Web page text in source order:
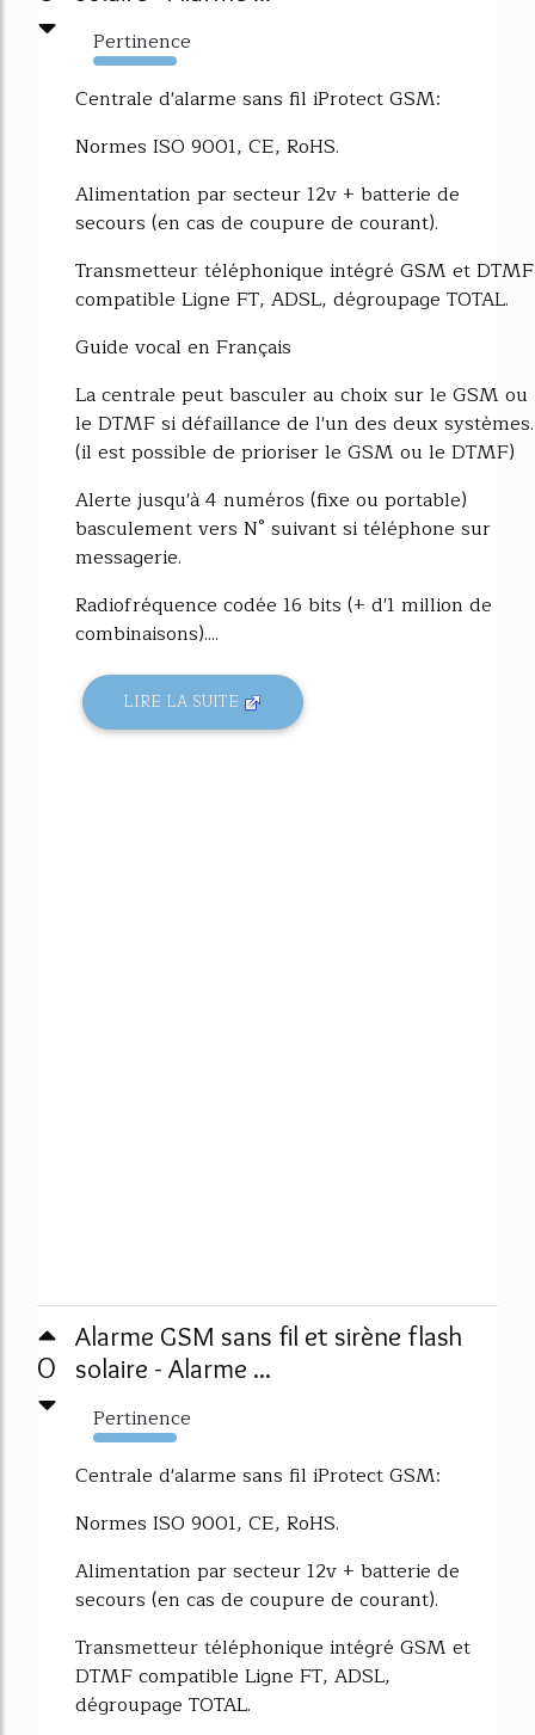
Pertinence
2605%
Centrale d'alarme sans fil iProtect GSM:
Normes ISO 9001, CE, RoHS.
Alimentation par secteur 12v + batterie de
secours (en cas de coupure de courant).
Transmetteur téléphonique intégré GSM et DTMF
compatible Ligne FT, ADSL, dégroupage TOTAL.
Guide vocal en Français
La centrale peut basculer au choix sur le GSM ou
le DTMF si défaillance de l'un des deux systèmes.
(il est possible de prioriser le GSM ou le DTMF)
Alerte jusqu'à 4 numéros (fixe ou portable)
basculement vers N° suivant si téléphone sur
messagerie.
Radiofréquence codée 16 bits (+ d'1 million de
combinaisons)....
LIRE LA SUITE
0
Alarme GSM sans fil et sirène flash
solaire - Alarme ...
Pertinence
2250%
Centrale d'alarme sans fil iProtect GSM:
Normes ISO 9001, CE, RoHS.
Alimentation par secteur 12v + batterie de
secours (en cas de coupure de courant).
Transmetteur téléphonique intégré GSM et
DTMF compatible Ligne FT, ADSL,
dégroupage TOTAL.